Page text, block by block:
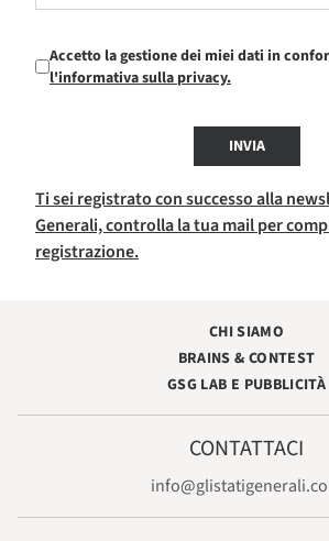
Accetto la gestione dei miei dati in
l'informativa sulla privacy.
INVIA
Ti sei registrato con successo alla
Generali, controlla la tua mail per
registrazione.
CHI SIAMO
BRAINS & CONTEST
GSG LAB E PUBBLICITÀ
CONTATTACI